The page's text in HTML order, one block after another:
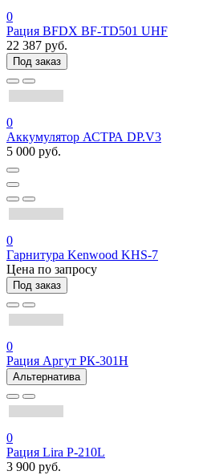
0
Рация BFDX BF-TD501 UHF
22 387 руб.
Под заказ
0
Аккумулятор АСТРА DP.V3
5 000 руб.
0
Гарнитура Kenwood KHS-7
Цена по запросу
Под заказ
0
Рация Аргут РК-301Н
Альтернатива
0
Рация Lira P-210L
3 900 руб.